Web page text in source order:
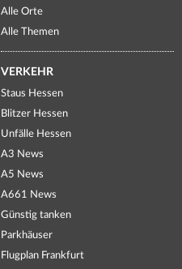
Alle Orte
Alle Themen
VERKEHR
Staus Hessen
Blitzer Hessen
Unfälle Hessen
A3 News
A5 News
A661 News
Günstig tanken
Parkhäuser
Flugplan Frankfurt